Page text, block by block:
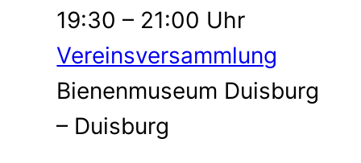
19:30 – 21:00 Uhr
Vereinsversammlung
Bienenmuseum Duisburg
– Duisburg